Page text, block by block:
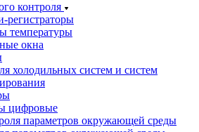
контроля
регистраторы
температуры
окна
холодильных систем и систем
цифровые